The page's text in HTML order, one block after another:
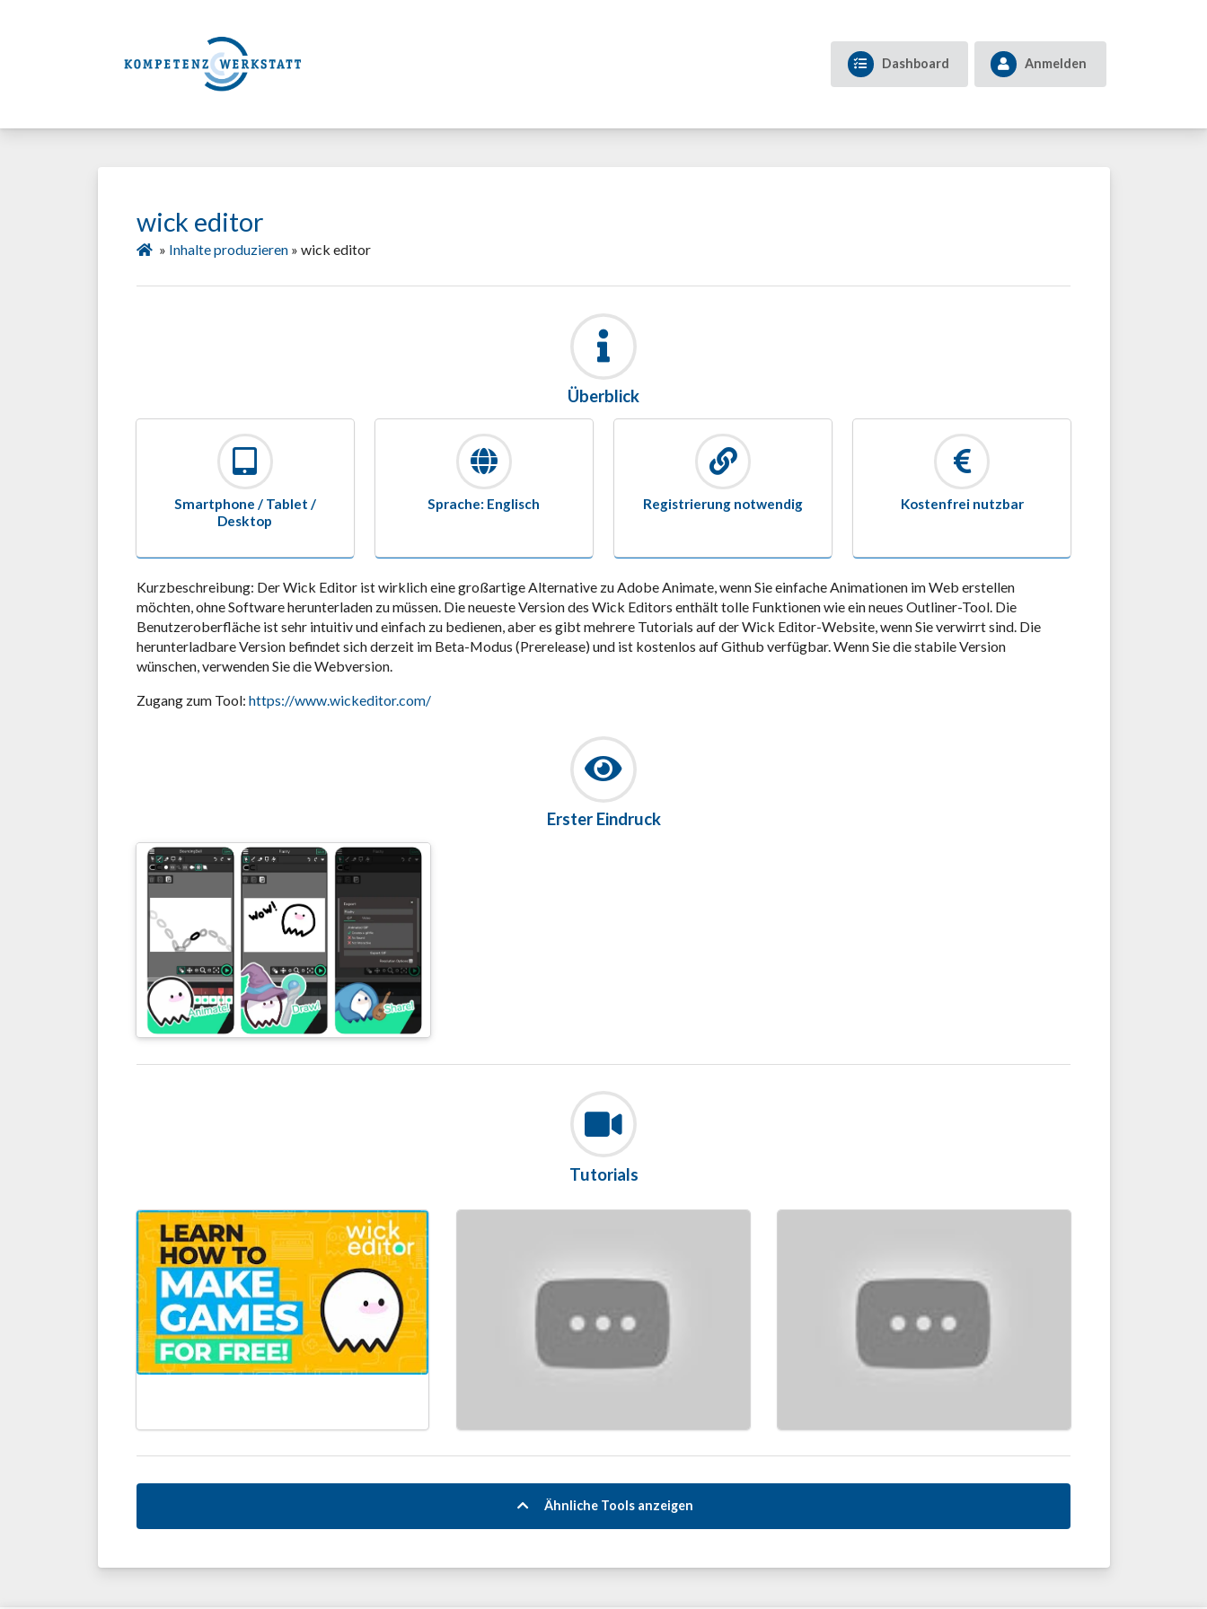
Dashboard Anmelden
wick editor
» Inhalte produzieren» wick editor
Überblick
Smartphone / Tablet /
Desktop
Sprache: Englisch Registrierung notwendig Kostenfrei nutzbar
Kurzbeschreibung: Der Wick Editor ist wirklich eine großartige Alternative zu Adobe Animate, wenn Sie einfache Animationen im Web erstellen
möchten, ohne Software herunterladen zu müssen. Die neueste Version des Wick Editors enthält tolle Funktionen wie ein neues Outliner-Tool. Die
Benutzeroberfläche ist sehr intuitiv und einfach zu bedienen, aber es gibt mehrere Tutorials auf der Wick Editor-Website, wenn Sie verwirrt sind. Die
herunterladbare Version befindet sich derzeit im Beta-Modus (Prerelease) und ist kostenlos auf Github verfügbar. Wenn Sie die stabile Version
wünschen, verwenden Sie die Webversion.
Zugang zum Tool: https://www.wickeditor.com/
Erster Eindruck
Tutorials
Ähnliche Tools anzeigen